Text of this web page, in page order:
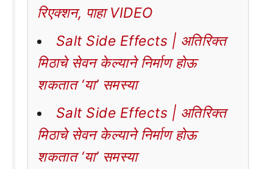
रिएक्शन, पाहा VIDEO
Salt Side Effects | अतिरिक्त
मिठाचे सेवन केल्याने निर्माण होऊ
शकतात ‘या’ समस्या
Salt Side Effects | अतिरिक्त
मिठाचे सेवन केल्याने निर्माण होऊ
शकतात ‘या’ समस्या